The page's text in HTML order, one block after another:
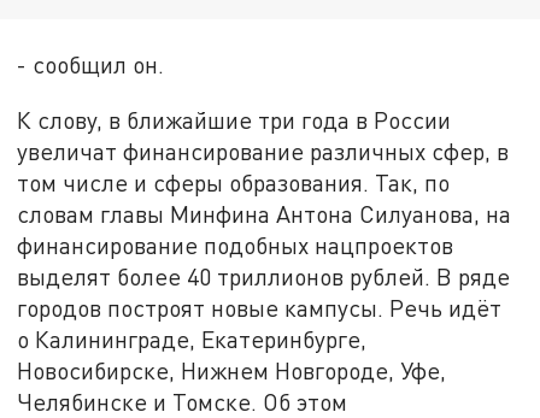
- сообщил он.
К слову, в ближайшие три года в России
увеличат финансирование различных сфер, в
том числе и сферы образования. Так, по
словам главы Минфина Антона Силуанова, на
финансирование подобных нацпроектов
выделят более 40 триллионов рублей. В ряде
городов построят новые кампусы. Речь идёт
о Калининграде, Екатеринбурге,
Новосибирске, Нижнем Новгороде, Уфе,
Челябинске и Томске. Об этом